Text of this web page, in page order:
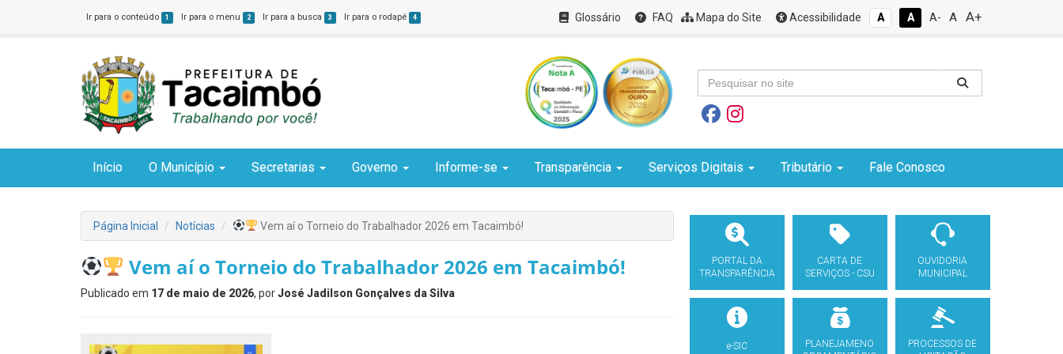
Ir para o conteúdo 1 Ir para o menu 2 Ir para a busca 3 Ir para o rodapé 4 Glossário FAQ Mapa do Site Acessibilidade A A A- A A+
Início O Município Secretarias Governo Informe-se Transparência Serviços Digitais Tributário Fale Conosco
Página Inicial Notícias Vem aí o Torneio do Trabalhador 2026 em Tacaimbó!
Vem aí o Torneio do Trabalhador 2026 em Tacaimbó!
Publicado em 17 de maio de 2026, porJosé Jadilson Gonçalves da Silva
PORTAL DA
TRANSPARÊNCIA
CARTA DE
SERVIÇOS - CSU
OUVIDORIA
MUNICIPAL
e-SIC
PLANEJAMENO
PROCESSOS DE